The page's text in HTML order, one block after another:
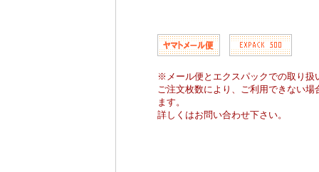
※メール便とエクスパックでの取り扱
ご注文枚数により、ご利用できない場
ます。
詳しくはお問い合わせ下さい。